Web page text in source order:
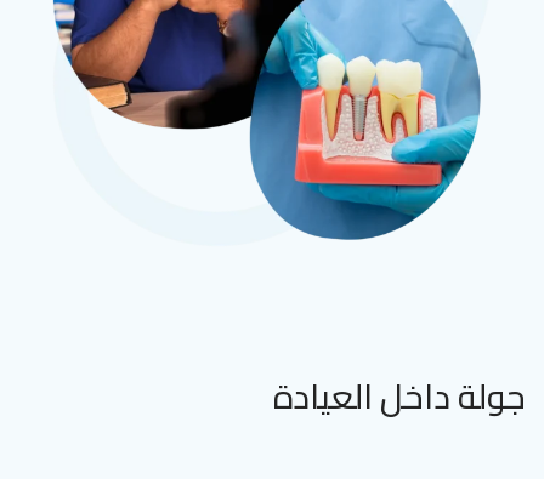
جولة داخل العيادة